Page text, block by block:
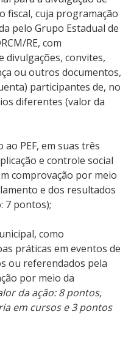
fiscal, cuja programação
pelo Grupo Estadual de
RE, com
divulgações, convites,
ou outros documentos,
participantes de, no
diferentes (valor da
PEF, em suas três
e controle social
comprovação por meio
e dos resultados
7 pontos);
como
práticas em eventos de
ou referendados pela
por meio da
da ação: 8 pontos,
em cursos e 3 pontos